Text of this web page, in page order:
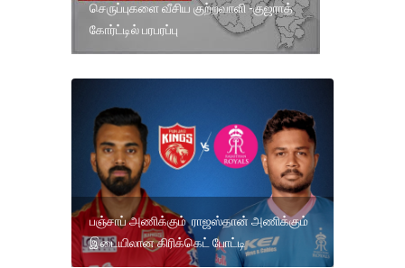
செருப்புகளை வீசிய குற்றவாளி -குஜராத்
கோர்ட்டில் பரபரப்பு
பஞ்சாப் அணிக்கும் ராஜஸ்தான் அணிக்கும்
இடையிலான கிரிக்கெட் போட்டி